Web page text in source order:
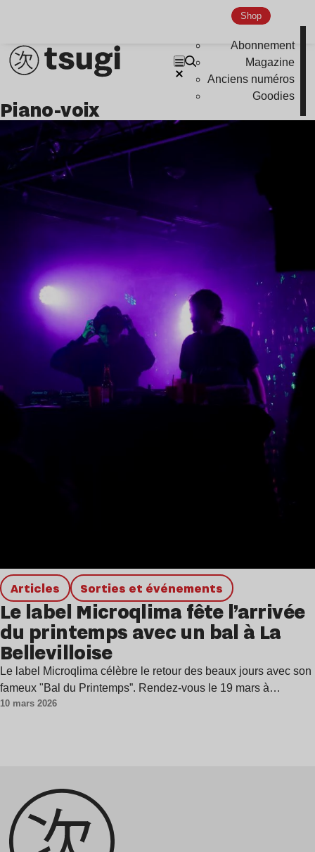
Shop
Abonnement
Magazine
Anciens numéros
Goodies
piano-voix
Articles Sorties et événements
Le label Microqlima fête l’arrivée
du printemps avec un bal à La
Bellevilloise
Le label Microqlima célèbre le retour des beaux jours avec son
fameux "Bal du Printemps”. Rendez-vous le 19 mars à…
10 mars 2026